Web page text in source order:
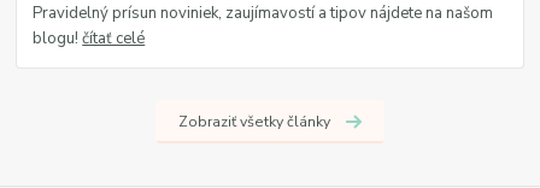
Pravidelný prísun noviniek, zaujímavostí a tipov nájdete na našom
blogu!čítať celé
Zobraziť všetky články